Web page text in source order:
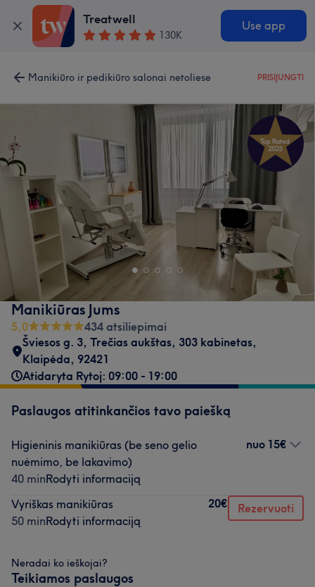
Treatwell
130K
Use app
Manikiūro ir pedikiūro salonai netoliese PRISIJUNGTI
Manikiūras Jums
5,0
434 atsiliepimai
Šviesos g. 3, Trečias aukštas, 303 kabinetas,
Klaipėda, 92421
Atidaryta Rytoj: 09:00 - 19:00
Paslaugos atitinkančios tavo paiešką
Higieninis manikiūras (be seno gelio
nuėmimo, be lakavimo)
40 minRodyti informaciją
nuo 15€
Vyriškas manikiūras
50 minRodyti informaciją
20€ Rezervuoti
Neradai ko ieškojai?
Teikiamos paslaugos